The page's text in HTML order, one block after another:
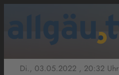
Di., 03.05.2022 , 20:32 Uhr